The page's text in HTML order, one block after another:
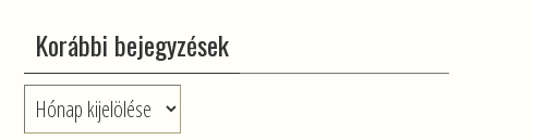
Korábbi bejegyzések
Korábbi
bejegyzések